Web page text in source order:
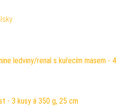
ledviny/renal s kuřecím masem - 4
- 3 kusy á 350 g, 25 cm